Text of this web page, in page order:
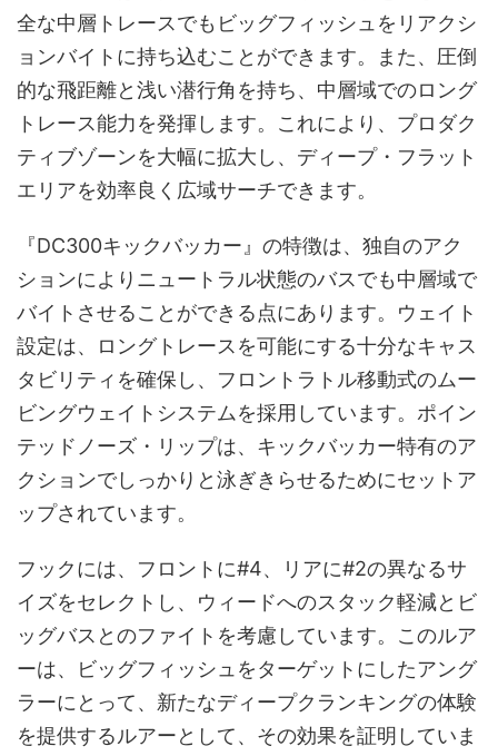
全な中層トレースでもビッグフィッシュをリアクシ
ョンバイトに持ち込むことができます。また、圧倒
的な飛距離と浅い潜行角を持ち、中層域でのロング
トレース能力を発揮します。これにより、プロダク
ティブゾーンを大幅に拡大し、ディープ・フラット
エリアを効率良く広域サーチできます。
『DC300キックバッカー』の特徴は、独自のアク
ションによりニュートラル状態のバスでも中層域で
バイトさせることができる点にあります。ウェイト
設定は、ロングトレースを可能にする十分なキャス
タビリティを確保し、フロントラトル移動式のムー
ビングウェイトシステムを採用しています。ポイン
テッドノーズ・リップは、キックバッカー特有のア
クションでしっかりと泳ぎきらせるためにセットア
ップされています。
フックには、フロントに#4、リアに#2の異なるサ
イズをセレクトし、ウィードへのスタック軽減とビ
ッグバスとのファイトを考慮しています。このルア
ーは、ビッグフィッシュをターゲットにしたアング
ラーにとって、新たなディープクランキングの体験
を提供するルアーとして、その効果を証明していま